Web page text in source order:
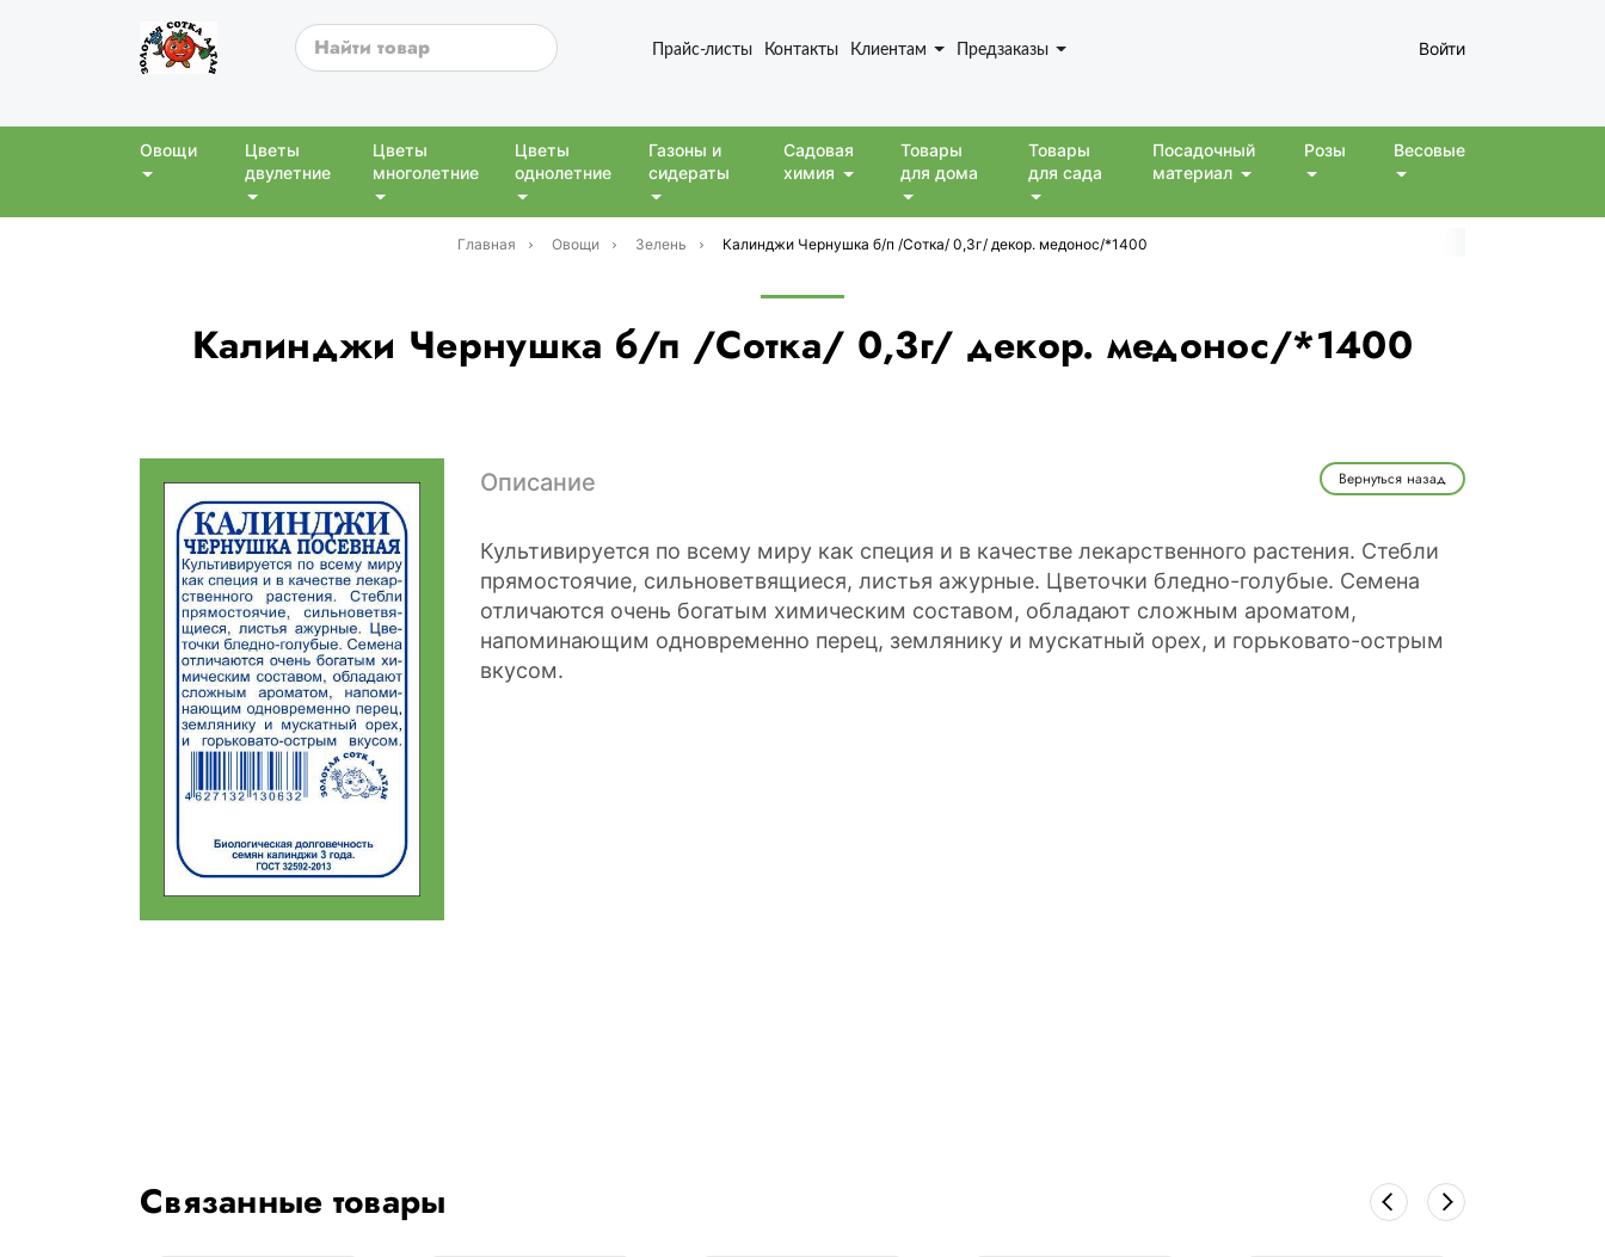
Прайс-листы Контакты Клиентам Предзаказы Войти
Овощи
Цветы
двулетние
Цветы
многолетние
Цветы
однолетние
Газоны и
сидераты
Садовая
химия
Товары
для дома
Товары
для сада
Посадочный
материал
Розы Весовые
Главная Овощи Зелень Калинджи Чернушка б/п /Сотка/ 0,3г/ декор. медонос/*1400
Калинджи Чернушка б/п /Сотка/ 0,3г/ декор. медонос/*1400
Вернуться назад
Описание
Культивируется по всему миру как специя и в качестве лекарственного растения. Стебли
прямостоячие, сильноветвящиеся, листья ажурные. Цветочки бледно-голубые. Семена
отличаются очень богатым химическим составом, обладают сложным ароматом,
напоминающим одновременно перец, землянику и мускатный орех, и горьковато-острым
вкусом.
Связанные товары